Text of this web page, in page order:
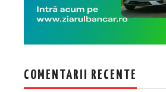
COMENTARII RECENTE